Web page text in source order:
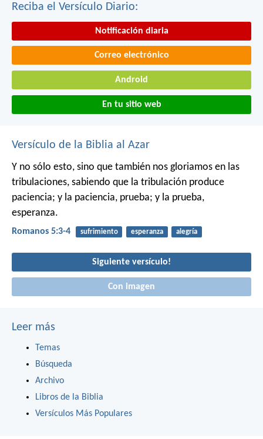
Reciba el Versículo Diario:
Notificación diaria
Correo electrónico
Android
En tu sitio web
Versículo de la Biblia al Azar
Y no sólo esto, sino que también nos gloriamos en las
tribulaciones, sabiendo que la tribulación produce
paciencia; y la paciencia, prueba; y la prueba,
esperanza.
Romanos 5:3-4 sufrimiento esperanza alegría
Siguiente versículo!
Con imagen
Leer más
Temas
Búsqueda
Archivo
Libros de la Biblia
Versículos Más Populares